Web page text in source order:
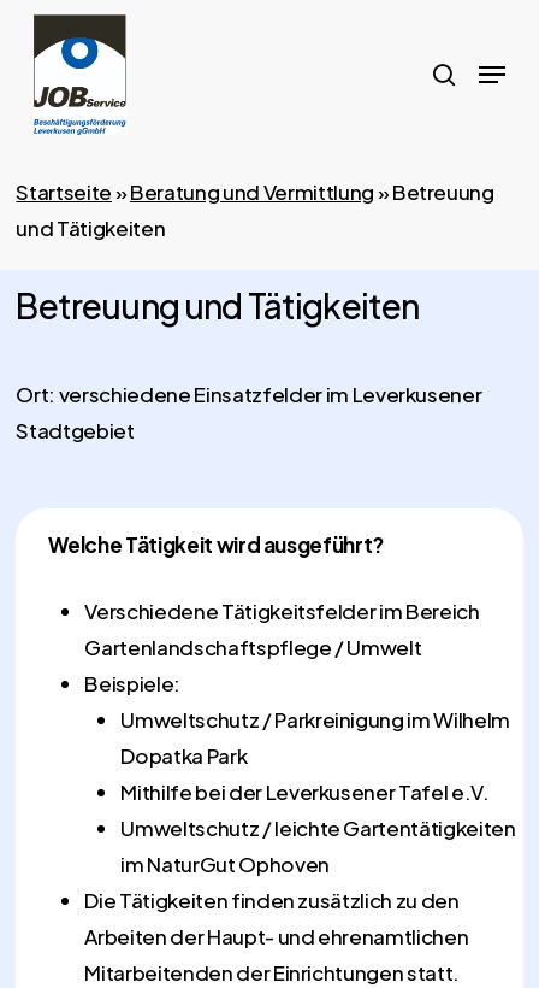
Skip
main
content
Menu
Startseite»Beratung und Vermittlung»Betreuung
und Tätigkeiten
Betreuung und Tätigkeiten
Ort: verschiedene Einsatzfelder im Leverkusener
Stadtgebiet
Welche Tätigkeit wird ausgeführt?
Verschiedene Tätigkeitsfelder im Bereich
Gartenlandschaftspflege / Umwelt
Beispiele:
Umweltschutz / Parkreinigung im Wilhelm
Dopatka Park
Mithilfe bei der Leverkusener Tafel e.V.
Umweltschutz / leichte Gartentätigkeiten
im NaturGut Ophoven
Die Tätigkeiten finden zusätzlich zu den
Arbeiten der Haupt- und ehrenamtlichen
Mitarbeitenden der Einrichtungen statt.